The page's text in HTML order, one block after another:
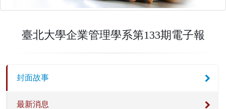
臺北大學企業管理學系第133期電子報
封面故事
最新消息